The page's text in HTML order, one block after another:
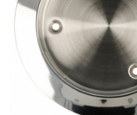
Accesorii si Piese Electrocasnice
Accesorii Piese Hote
Accesorii Piese Frigidere
Congelatoare
Accesorii Piese Espressoare
Accesorii Piese Aspiratoare